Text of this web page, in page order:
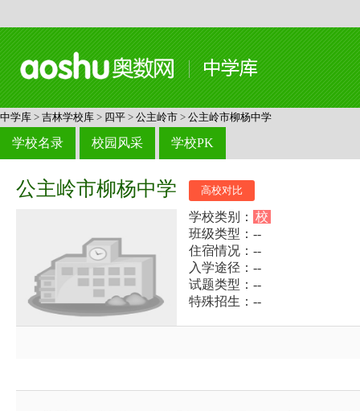
中学库 > 吉林学校库 > 四平 > 公主岭市 > 公主岭市柳杨中学
学校名录 校园风采 学校PK
公主岭市柳杨中学 高校对比
学校类别： 校
班级类型：--
住宿情况：--
入学途径：--
试题类型：--
特殊招生：--